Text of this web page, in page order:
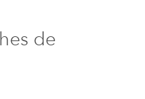
de